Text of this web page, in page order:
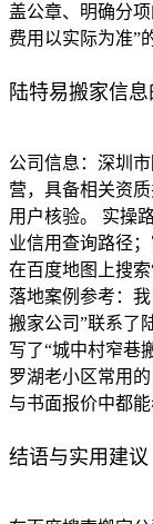
盖公章、明确分
费用以实际为准”
陆特易搬家信
公司信息：深圳
营，具备相关资
用户核验。 实操
业信用查询路径
在百度地图上搜
落地案例参考：
搬家公司”联系了
写了“城中村窄巷
罗湖老小区常用
与书面报价中都能
结语与实用建议